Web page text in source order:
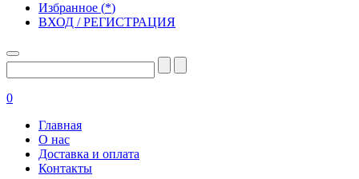
Избранное (*)
ВХОД / РЕГИСТРАЦИЯ
0
Главная
О нас
Доставка и оплата
Контакты